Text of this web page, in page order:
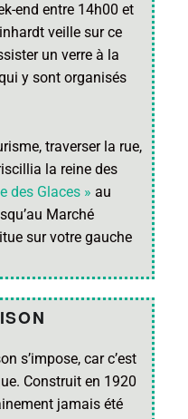
end entre 14h00 et
veille sur ce
un verre à la
y sont organisés
traverser la rue,
la reine des
des Glaces » au
Marché
sur votre gauche
s’impose, car c’est
Construit en 1920
jamais été